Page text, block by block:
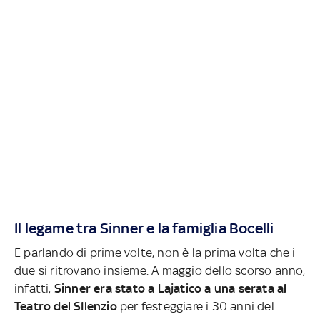
Il legame tra Sinner e la famiglia Bocelli
E parlando di prime volte, non è la prima volta che i
due si ritrovano insieme. A maggio dello scorso anno,
infatti, Sinner era stato a Lajatico a una serata al
Teatro del SIlenzioper festeggiare i 30 anni del